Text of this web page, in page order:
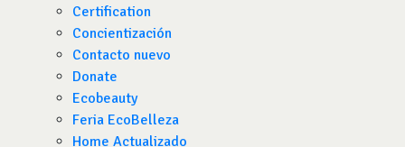
Certification
Concientización
Contacto nuevo
Donate
Ecobeauty
Feria EcoBelleza
Home Actualizado